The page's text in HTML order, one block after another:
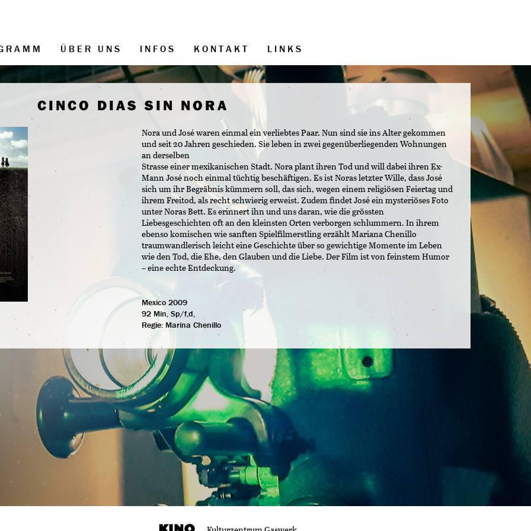
ÜBER UNS INFOS KONTAKT LINKS
CINCO DIAS SIN NORA
Nora und José waren einmal ein verliebtes Paar. Nun sind sie ins Alter gekommen
und seit 20 Jahren geschieden. Sie leben in zwei gegenüberliegenden Wohnungen
an derselben
Strasse einer mexikanischen Stadt. Nora plant ihren Tod und will dabei ihren Ex-
Mann José noch einmal tüchtig beschäftigen. Es ist Noras letzter Wille, dass José
sich um ihr Begräbnis kümmern soll, das sich, wegen einem religiösen Feiertag und
ihrem Freitod, als recht schwierig erweist. Zudem findet José ein mysteriöses Foto
unter Noras Bett. Es erinnert ihn und uns daran, wie die grössten
Liebesgeschichten oft an den kleinsten Orten verborgen schlummern. In ihrem
ebenso komischen wie sanften Spielfilmerstling erzählt Mariana Chenillo
traumwandlerisch leicht eine Geschichte über so gewichtige Momente im Leben
wie den Tod, die Ehe, den Glauben und die Liebe. Der Film ist von feinstem Humor
– eine echte Entdeckung.
Mexico 2009
92 Min, Sp/f,d,
Regie: Marina Chenillo